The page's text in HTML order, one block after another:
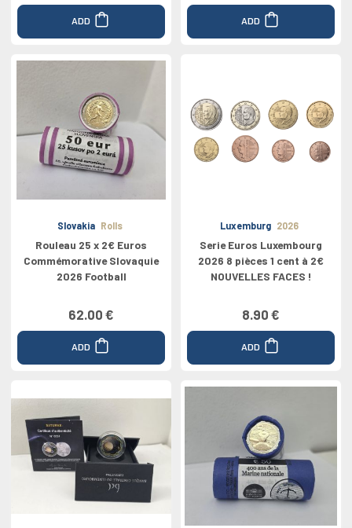
ADD ADD
Slovakia Rolls
Rouleau 25 x 2€ Euros
Commémorative Slovaquie
2026 Football
62.00 €
ADD
Luxemburg 2026
Serie Euros Luxembourg
2026 8 pièces 1 cent à 2€
NOUVELLES FACES !
8.90 €
ADD